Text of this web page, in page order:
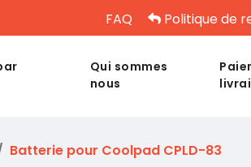
FAQ Politique de
Qui sommes
nous
Batterie pour Coolpad CPLD-83